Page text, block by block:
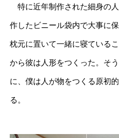
特に近年制作された細身の
作したビニール袋内で大事に
枕元に置いて一緒に寝ている
から彼は人形をつくった。そ
に、僕は人が物をつくる原初
る。